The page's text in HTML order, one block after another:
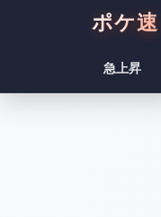
ポケ速
急上昇